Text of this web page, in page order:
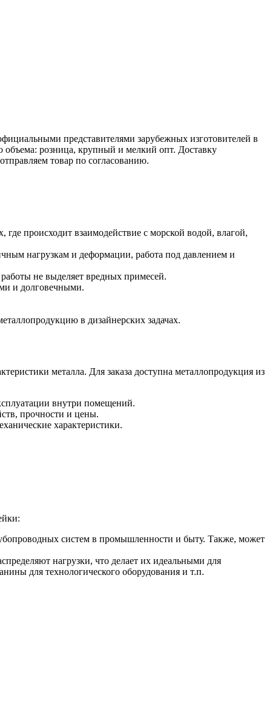
представителями зарубежных изготовителей в
розница, крупный и мелкий опт. Доставку
товар по согласованию.
происходит взаимодействие с морской водой, влагой,
нагрузкам и деформации, работа под давлением и
не выделяет вредных примесей.
и долговечными.
в дизайнерских задачах.
металла. Для заказа доступна металлопродукция из
внутри помещений.
прочности и цены.
характеристики.
систем в промышленности и быту. Также, может
нагрузки, что делает их идеальными для
для технологического оборудования и т.п.